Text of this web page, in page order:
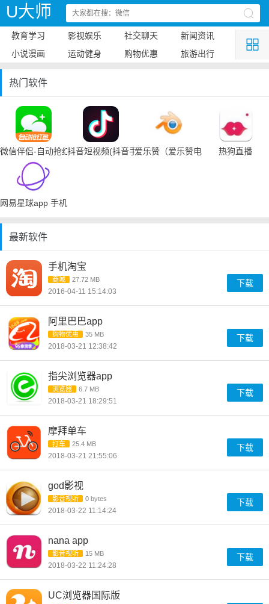
U大师
教育学习 影视娱乐 社交聊天
新闻资讯
小说漫画
运动健身 购物优惠 旅游出行
热门软件
微信伴侣-自动抢红包抖音短视频(抖音手机下载)爱乐赞（爱乐赞电脑手机下载）
热狗直播
网易星球app 手机下载
最新软件
手机淘宝
商城 27.72 MB
2016-04-11 15:14:03
下载
阿里巴巴app
购物优惠 35 MB
2018-03-21 12:38:42
下载
指尖浏览器app
浏览器 6.7 MB
2018-03-21 18:29:51
下载
摩拜单车
打车 25.4 MB
2018-03-21 21:55:06
下载
god影视
影音视听 0 bytes
2018-03-22 11:14:24
下载
nana app
影音视听 15 MB
2018-03-22 11:24:28
下载
UC浏览器国际版